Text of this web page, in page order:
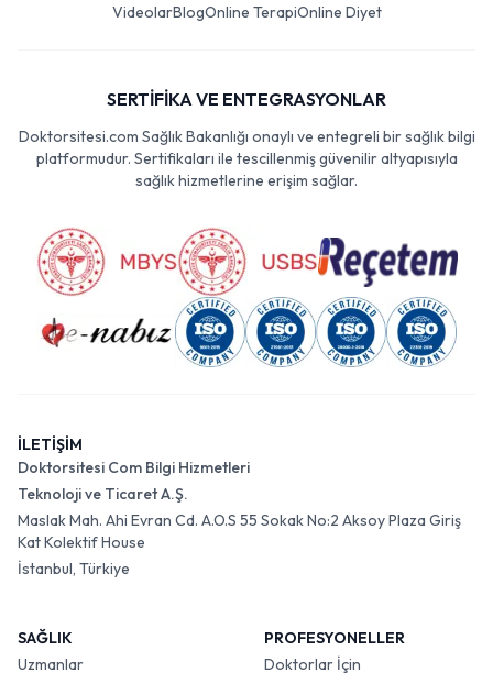
VideolarBlogOnline TerapiOnline Diyet
SERTİFİKA VE ENTEGRASYONLAR
Doktorsitesi.com Sağlık Bakanlığı onaylı ve entegreli bir sağlık bilgi
platformudur. Sertifikaları ile tescillenmiş güvenilir altyapısıyla
sağlık hizmetlerine erişim sağlar.
İLETİŞİM
Doktorsitesi Com Bilgi Hizmetleri
Teknoloji ve Ticaret A.Ş.
Maslak Mah. Ahi Evran Cd. A.O.S 55 Sokak No:2 Aksoy Plaza Giriş
Kat Kolektif House
İstanbul, Türkiye
SAĞLIK
Uzmanlar
PROFESYONELLER
Doktorlar İçin